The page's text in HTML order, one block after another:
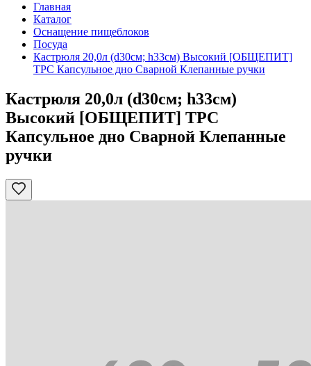
Главная
Каталог
Оснащение пищеблоков
Посуда
Кастрюля 20,0л (d30см; h33см) Высокий [ОБЩЕПИТ]
ТРС Капсульное дно Сварной Клепанные ручки
Кастрюля 20,0л (d30см; h33см)
Высокий [ОБЩЕПИТ] ТРС
Капсульное дно Сварной Клепанные
ручки